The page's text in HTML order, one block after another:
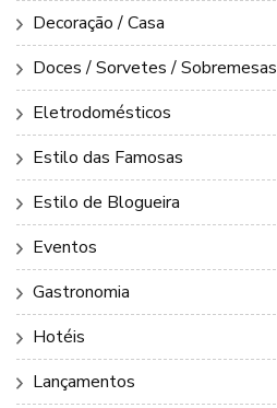
Decoração / Casa
Doces / Sorvetes / Sobremesas
Eletrodomésticos
Estilo das Famosas
Estilo de Blogueira
Eventos
Gastronomia
Hotéis
Lançamentos